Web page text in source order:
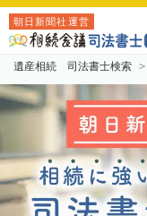
朝日新聞社運営
遺産相続 司法書士検索